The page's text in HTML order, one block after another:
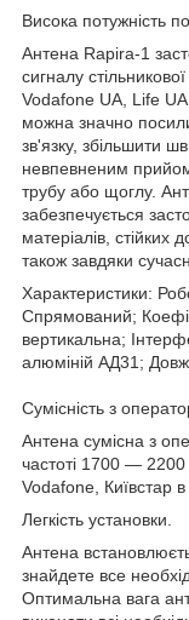
Висока потужність
Антена Rapira-1
сигналу
Vodafone UA, Life
можна значно
зв'язку, збільшити
невпевненим
трубу або щоглу.
забезпечується
матеріалів,
також завдяки
Характеристики:
Спрямований;
вертикальна;
алюміній АД31;
Сумісність з
Антена сумісна з
частоті 1700 —
Vodafone, Київстар в
Легкість установки.
Антена
знайдете все
Оптимальна вага